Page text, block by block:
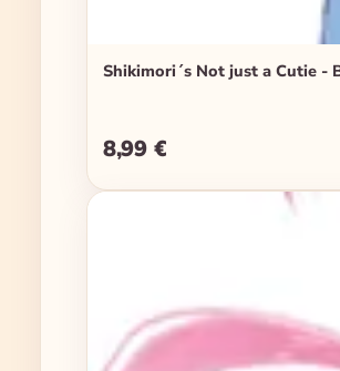
Shikimori´s Not just a Cutie -
Regulärer Preis:
8,99 €